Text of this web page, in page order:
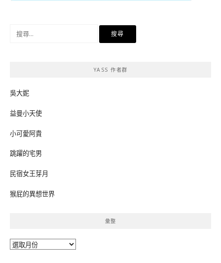
YASS 作者群
吳大妮
益曼小天使
小可愛阿貴
跳躍的宅男
民宿女王芽月
猴屁的異想世界
彙整
彙